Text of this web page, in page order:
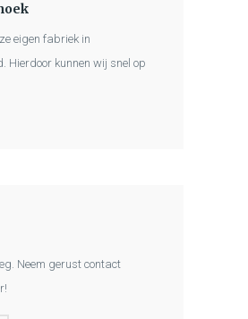
eigen fabriek in
Hierdoor kunnen wij snel op
Neem gerust contact